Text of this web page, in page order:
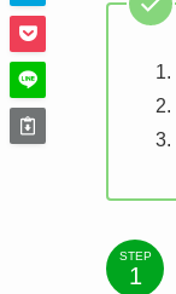
STEP